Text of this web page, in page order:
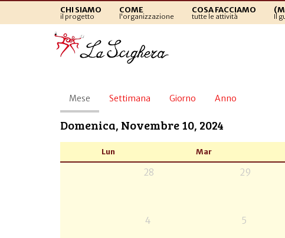
CHI SIAMO
il progetto
COME
l'organizzazione
COSA FACCIAMO
tutte le attività Il
Schede
primarie
Mese (scheda
attiva)
Settimana Giorno Anno
Domenica, Novembre 10, 2024
Lun Mar
28 29
4 5